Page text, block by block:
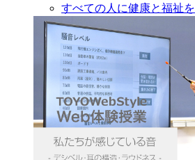
すべての人に健康と福祉を